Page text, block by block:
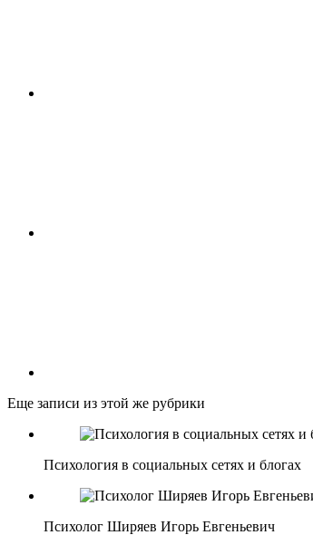
Еще записи из этой же рубрики
Психология в социальных сетях и блогах
Психолог Ширяев Игорь Евгеньевич